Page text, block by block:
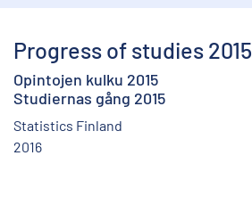
Progress of studies 2015
Opintojen kulku 2015
Studiernas gång 2015
Statistics Finland
2016